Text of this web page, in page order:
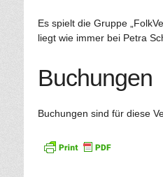
Es spielt die Gruppe
liegt wie immer bei Petra
Buchungen
Buchungen sind für diese